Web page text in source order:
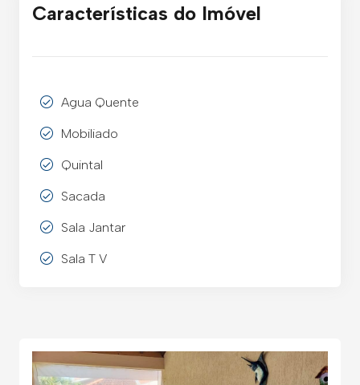
Características do Imóvel
Agua Quente
Mobiliado
Quintal
Sacada
Sala Jantar
Sala T V